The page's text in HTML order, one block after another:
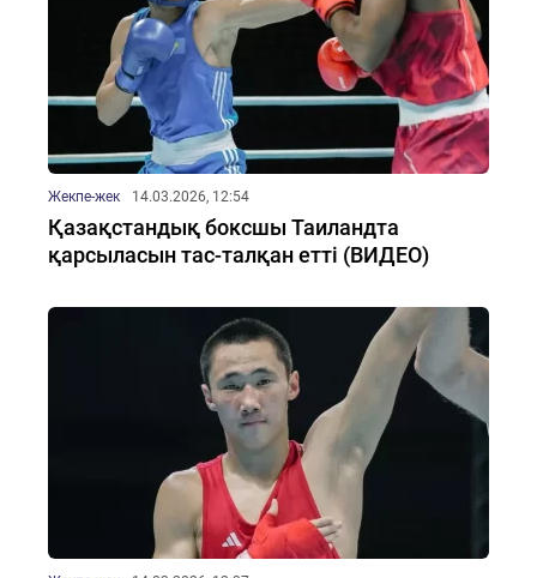
Жекпе-жек 14.03.2026, 12:54
Қазақстандық боксшы Таиландта
қарсыласын тас-талқан етті (ВИДЕО)